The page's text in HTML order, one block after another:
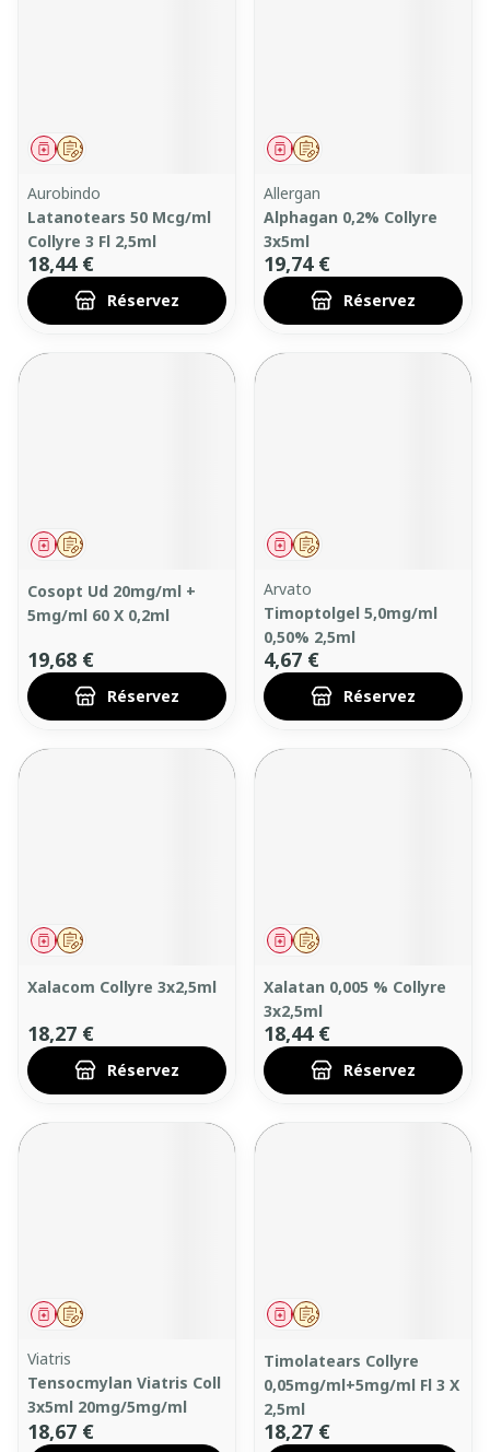
Sur prescription
Médicament
Aurobindo
Latanotears 50 Mcg/ml
Collyre 3 Fl 2,5ml
18,44 €
Réservez
Sur prescription
Médicament
Allergan
Alphagan 0,2% Collyre
3x5ml
19,74 €
Réservez
Sur prescription
Médicament
Cosopt Ud 20mg/ml +
5mg/ml 60 X 0,2ml
19,68 €
Réservez
Sur prescription
Médicament
Arvato
Timoptolgel 5,0mg/ml
0,50% 2,5ml
4,67 €
Réservez
Sur prescription
Médicament
Xalacom Collyre 3x2,5ml
18,27 €
Réservez
Sur prescription
Médicament
Xalatan 0,005 % Collyre
3x2,5ml
18,44 €
Réservez
Sur prescription
Médicament
Viatris
Tensocmylan Viatris Coll
3x5ml 20mg/5mg/ml
18,67 €
Sur prescription
Médicament
Timolatears Collyre
0,05mg/ml+5mg/ml Fl 3 X
2,5ml
18,27 €